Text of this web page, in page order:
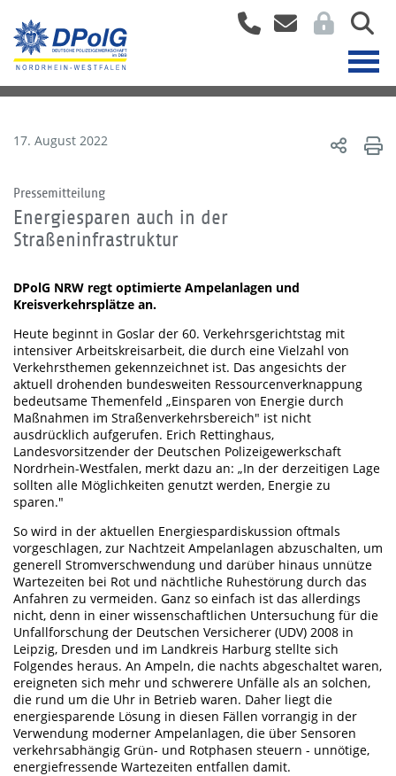
17. August 2022
Pressemitteilung
Energiesparen auch in der
Straßeninfrastruktur
DPolG NRW regt optimierte Ampelanlagen und
Kreisverkehrsplätze an.
Heute beginnt in Goslar der 60. Verkehrsgerichtstag mit
intensiver Arbeitskreisarbeit, die durch eine Vielzahl von
Verkehrsthemen gekennzeichnet ist. Das angesichts der
aktuell drohenden bundesweiten Ressourcenverknappung
bedeutsame Themenfeld „Einsparen von Energie durch
Maßnahmen im Straßenverkehrsbereich" ist nicht
ausdrücklich aufgerufen. Erich Rettinghaus,
Landesvorsitzender der Deutschen Polizeigewerkschaft
Nordrhein-Westfalen, merkt dazu an: „In der derzeitigen Lage
sollten alle Möglichkeiten genutzt werden, Energie zu
sparen."
So wird in der aktuellen Energiespardiskussion oftmals
vorgeschlagen, zur Nachtzeit Ampelanlagen abzuschalten, um
generell Stromverschwendung und darüber hinaus unnütze
Wartezeiten bei Rot und nächtliche Ruhestörung durch das
Anfahren zu vermeiden. Ganz so einfach ist das allerdings
nicht, denn in einer wissenschaftlichen Untersuchung für die
Unfallforschung der Deutschen Versicherer (UDV) 2008 in
Leipzig, Dresden und im Landkreis Harburg stellte sich
Folgendes heraus. An Ampeln, die nachts abgeschaltet waren,
ereigneten sich mehr und schwerere Unfälle als an solchen,
die rund um die Uhr in Betrieb waren. Daher liegt die
energiesparende Lösung in diesen Fällen vorrangig in der
Verwendung moderner Ampelanlagen, die über Sensoren
verkehrsabhängig Grün- und Rotphasen steuern - unnötige,
energiefressende Wartezeiten entfallen damit.